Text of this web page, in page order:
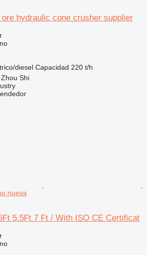
hydraulic cone crusher supplier
diesel Capacidad 220 t/h
Shi
nueva
5.5Ft 7 Ft / With ISO CE Certificat